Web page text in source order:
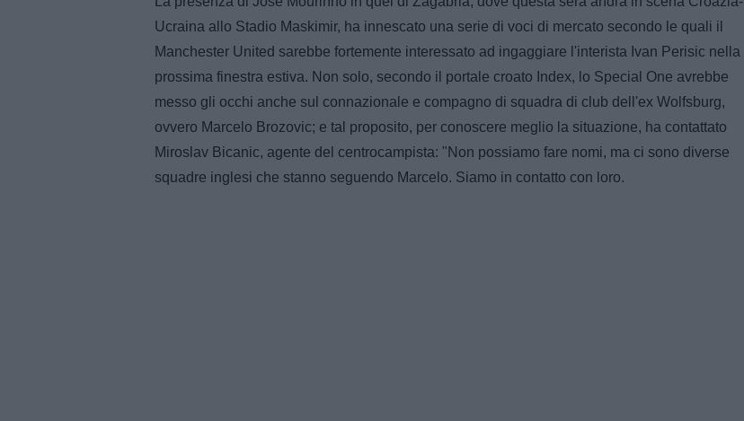
Ucraina allo Stadio Maskimir, ha innescato una serie di voci di mercato secondo le quali il
Manchester United sarebbe fortemente interessato ad ingaggiare l'interista Ivan Perisic nella
prossima finestra estiva. Non solo, secondo il portale croato Index, lo Special One avrebbe
messo gli occhi anche sul connazionale e compagno di squadra di club dell'ex Wolfsburg,
ovvero Marcelo Brozovic; e tal proposito, per conoscere meglio la situazione, ha contattato
Miroslav Bicanic, agente del centrocampista: "Non possiamo fare nomi, ma ci sono diverse
squadre inglesi che stanno seguendo Marcelo. Siamo in contatto con loro.